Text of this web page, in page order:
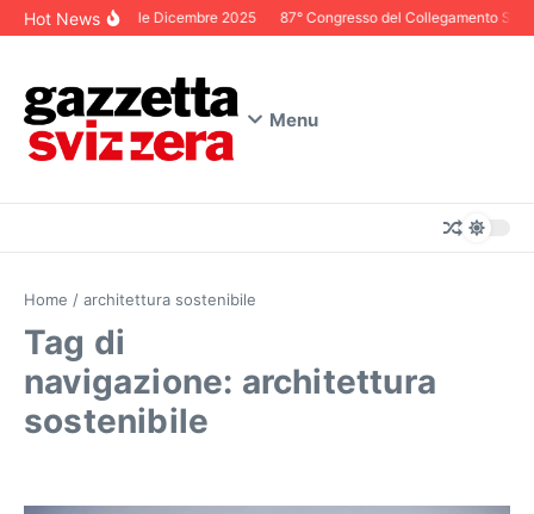
Salta al contenuto
Hot NewsEditoriale Dicembre 2025 87° Congresso del Collegamento
Menu
Home / architettura sostenibile
Tag di
navigazione: architettura
sostenibile